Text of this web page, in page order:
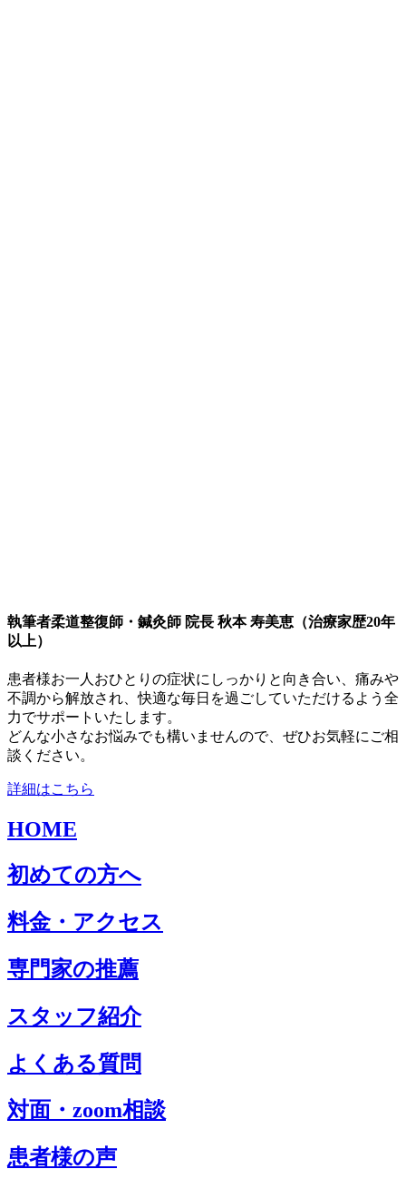
執筆者柔道整復師・鍼灸師 院長 秋本 寿美恵（治療家歴20年
以上）
患者様お一人おひとりの症状にしっかりと向き合い、痛みや
不調から解放され、快適な毎日を過ごしていただけるよう全
力でサポートいたします。
どんな小さなお悩みでも構いませんので、ぜひお気軽にご相
談ください。
詳細はこちら
HOME
初めての方へ
料金・アクセス
専門家の推薦
スタッフ紹介
よくある質問
対面・zoom相談
患者様の声